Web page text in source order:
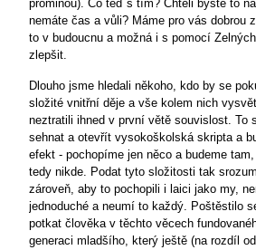
prominou). Co teď s tím? Chtěli byste to
nemáte čas a vůli? Máme pro vás dobrou
to v budoucnu a možná i s pomocí
zlepšit.
Dlouho jsme hledali někoho, kdo by se
složité vnitřní děje a vše kolem nich
neztratili ihned v první větě souvislost. To
sehnat a otevřít vysokoškolská skripta a
efekt - pochopíme jen něco a budeme
tedy nikde. Podat tyto složitosti tak
zároveň, aby to pochopili i laici jako my,
jednoduché a neumí to každý. Poštěstilo
potkat člověka v těchto věcech
generaci mladšího, který ještě (na rozdíl